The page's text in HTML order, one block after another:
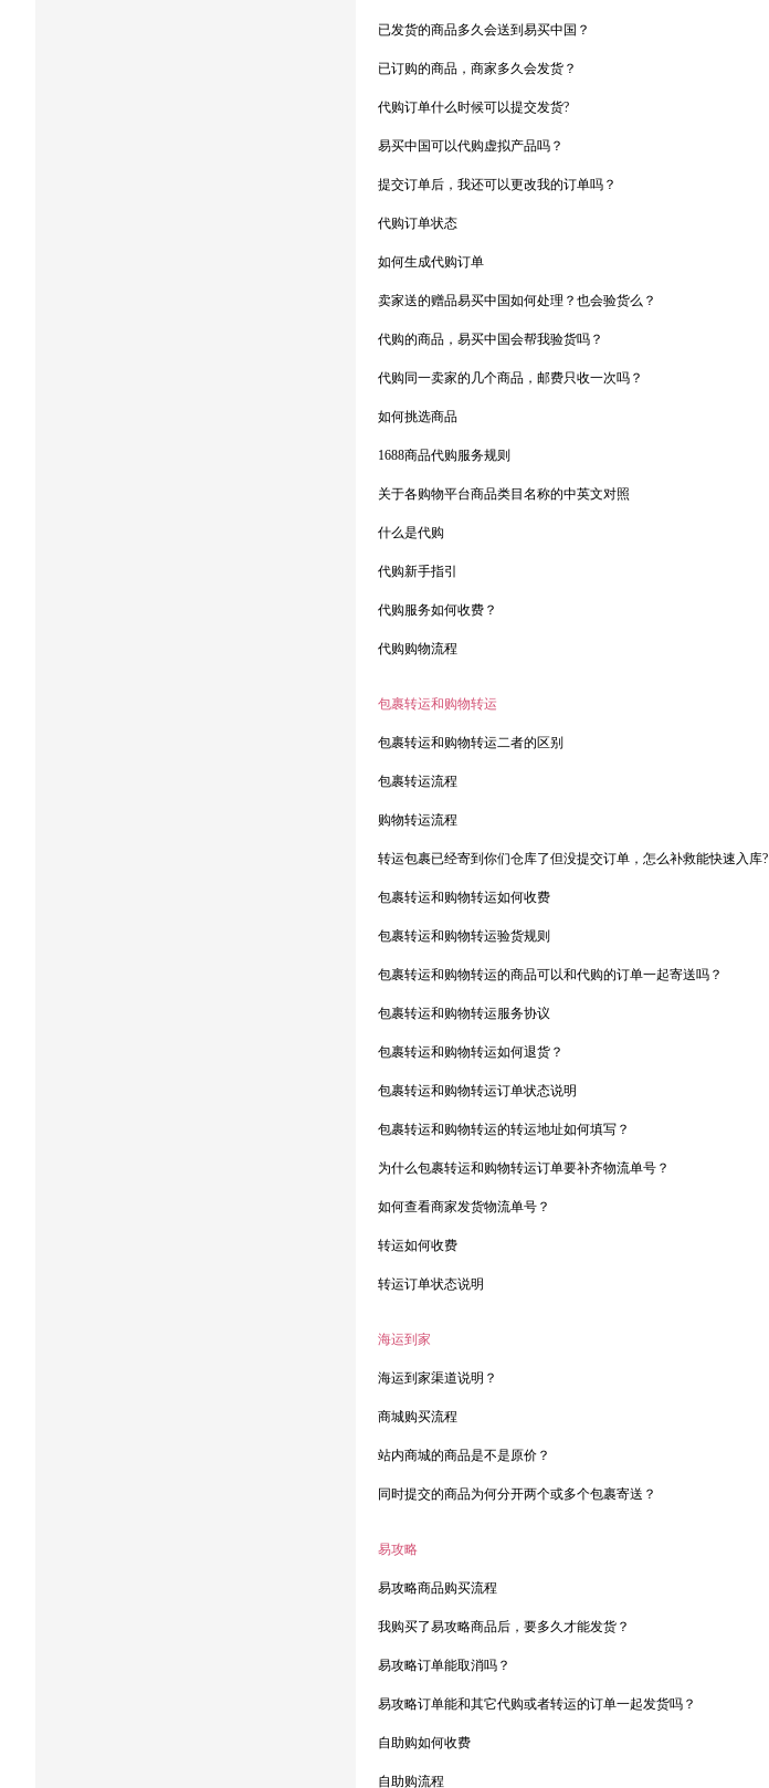
已发货的商品多久会送到易买中国？
已订购的商品，商家多久会发货？
代购订单什么时候可以提交发货?
易买中国可以代购虚拟产品吗？
提交订单后，我还可以更改我的订单吗？
代购订单状态
如何生成代购订单
卖家送的赠品易买中国如何处理？也会验货么？
代购的商品，易买中国会帮我验货吗？
代购同一卖家的几个商品，邮费只收一次吗？
如何挑选商品
1688商品代购服务规则
关于各购物平台商品类目名称的中英文对照
什么是代购
代购新手指引
代购服务如何收费？
代购购物流程
包裹转运和购物转运
包裹转运和购物转运二者的区别
包裹转运流程
购物转运流程
转运包裹已经寄到你们仓库了但没提交订单，怎么补救能快速入库?
包裹转运和购物转运如何收费
包裹转运和购物转运验货规则
包裹转运和购物转运的商品可以和代购的订单一起寄送吗？
包裹转运和购物转运服务协议
包裹转运和购物转运如何退货？
包裹转运和购物转运订单状态说明
包裹转运和购物转运的转运地址如何填写？
为什么包裹转运和购物转运订单要补齐物流单号？
如何查看商家发货物流单号？
转运如何收费
转运订单状态说明
海运到家
海运到家渠道说明？
商城购买流程
站内商城的商品是不是原价？
同时提交的商品为何分开两个或多个包裹寄送？
易攻略
易攻略商品购买流程
我购买了易攻略商品后，要多久才能发货？
易攻略订单能取消吗？
易攻略订单能和其它代购或者转运的订单一起发货吗？
自助购如何收费
自助购流程